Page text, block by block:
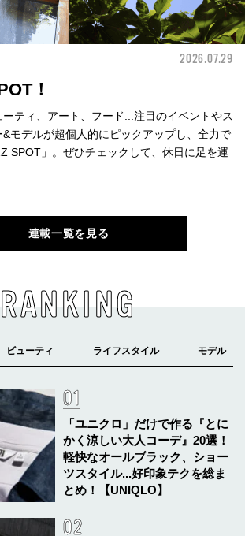
2026.07.29
！
ティ、アート、フード...注目のイベントやス
モデルが超個人的にピックアップし、全力で
SPOT」。ぜひチェックして、休日に足を運
連載一覧を見る
RANKING
「ユニクロ」だけで作る『とに
かく涼しい大人コーデ』20選！
軽快なオールブラック、ショー
ツスタイル...好印象テクを総ま
とめ！【UNIQLO】